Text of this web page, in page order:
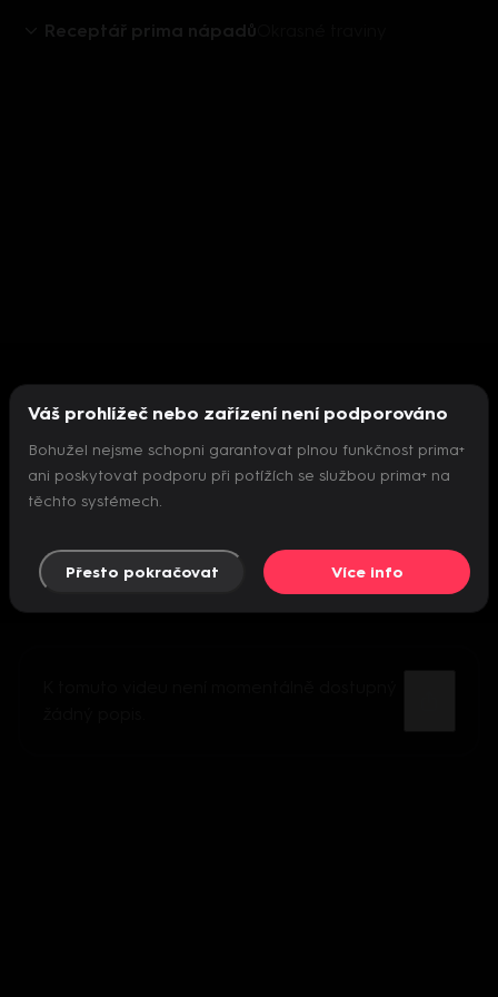
Receptář prima nápadů
Nepodařilo se inicializovat přehrávač
Váš prohlížeč nebo zařízení není podporováno
Bohužel nejsme schopni garantovat plnou funkčnost prima+
ani poskytovat podporu při potížích se službou prima+ na
těchto systémech.
Přesto pokračovat Více info